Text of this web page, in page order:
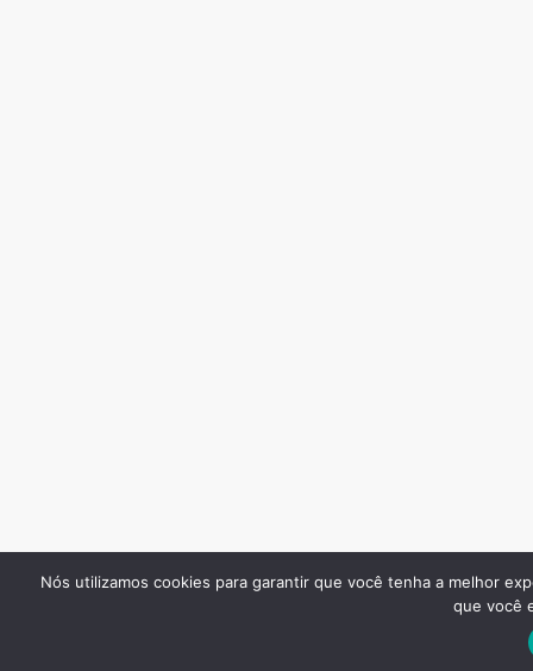
Nós utilizamos cookies para garantir que você tenha a melhor
que você